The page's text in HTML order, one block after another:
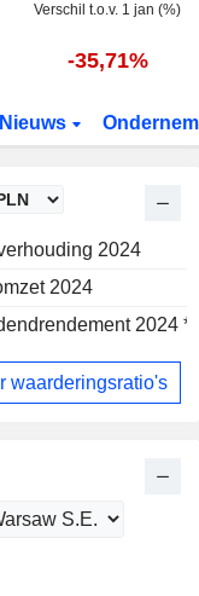
Verschil t.o.v. 1 jan (%)
-35,71%
Nieuws
2024
2024
2024 *
waarderingsratio's